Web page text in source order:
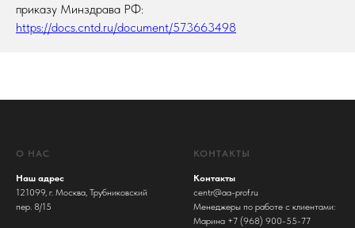
приказу Минздрава РФ:
https://docs.cntd.ru/document/573663498
О НАС
Наш адрес
121099, г. Москва, Трубниковский
пер. 8/15
КОНТАКТЫ
Контакты
centr@aa-prof.ru
Менеджеры по работе с клиентами:
Марина +7 (968) 900-55-77